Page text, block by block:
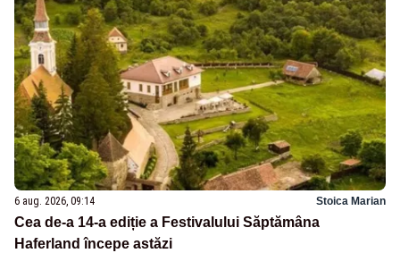
6 aug. 2026, 09:14 Stoica Marian
Cea de-a 14-a ediție a Festivalului Săptămâna
Haferland începe astăzi